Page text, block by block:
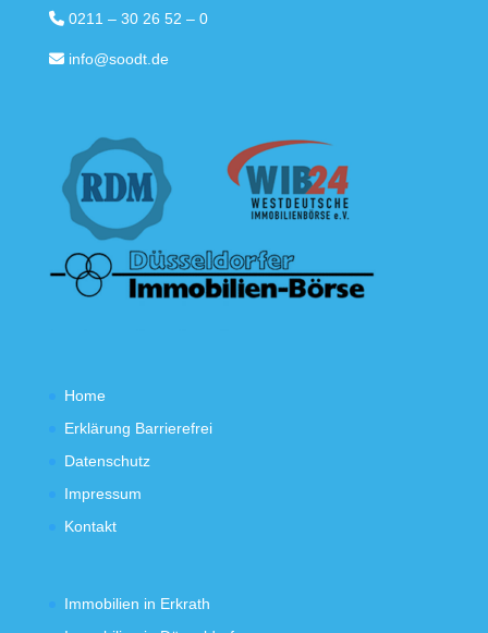
0211 – 30 26 52 – 0
info@soodt.de
Home
Erklärung Barrierefrei
Datenschutz
Impressum
Kontakt
Immobilien in Erkrath